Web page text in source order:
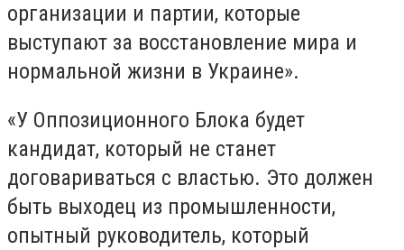
организации и партии, которые
выступают за восстановление мира и
нормальной жизни в Украине».
«У Оппозиционного Блока будет
кандидат, который не станет
договариваться с властью. Это должен
быть выходец из промышленности,
опытный руководитель, который